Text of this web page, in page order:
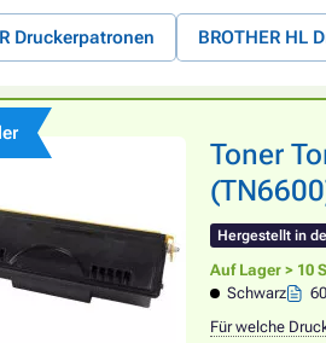
Druckerpatronen BROTHER HL
Toner
Hergestellt in
Auf Lager > 10
Schwarz
Für welche